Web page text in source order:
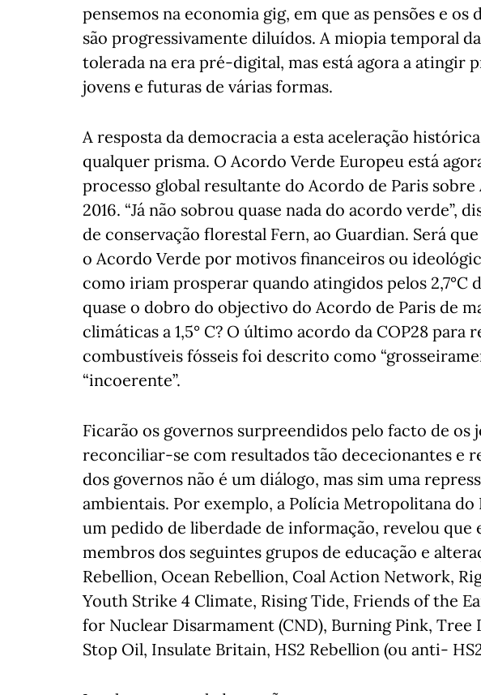
pensemos na economia gig, em que as pensões e
são progressivamente diluídos. A miopia temporal
tolerada na era pré-digital, mas está agora a atingir
jovens e futuras de várias formas.
A resposta da democracia a esta aceleração
qualquer prisma. O Acordo Verde Europeu está
processo global resultante do Acordo de Paris
2016. “Já não sobrou quase nada do acordo verde”,
de conservação florestal Fern, ao Guardian. Será
o Acordo Verde por motivos financeiros ou
como iriam prosperar quando atingidos pelos 2,7°C
quase o dobro do objectivo do Acordo de Paris de
climáticas a 1,5° C? O último acordo da COP28 para
combustíveis fósseis foi descrito como
“incoerente”.
Ficarão os governos surpreendidos pelo facto de os
reconciliar-se com resultados tão dececionantes e
dos governos não é um diálogo, mas sim uma
ambientais. Por exemplo, a Polícia Metropolitana do
um pedido de liberdade de informação, revelou que
membros dos seguintes grupos de educação e
Rebellion, Ocean Rebellion, Coal Action Network,
Youth Strike 4 Climate, Rising Tide, Friends of the
for Nuclear Disarmament (CND), Burning Pink, Tree
Stop Oil, Insulate Britain, HS2 Rebellion (ou anti-